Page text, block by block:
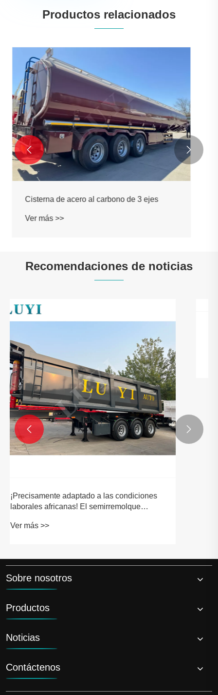
Productos relacionados
Remolque cisterna de acero al carbono de 3
ejes y 40000 litros
Ver más >>
 
Recomendaciones de noticias
¡Otro acuerdo de cooperación transnacional
 
Sobre nosotros
Productos
Noticias
Contáctenos